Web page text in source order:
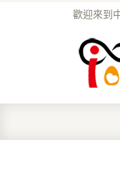
歡迎來到